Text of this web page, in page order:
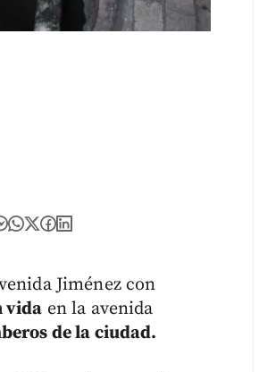
Jiménez con
vida en la avenida
de la ciudad.